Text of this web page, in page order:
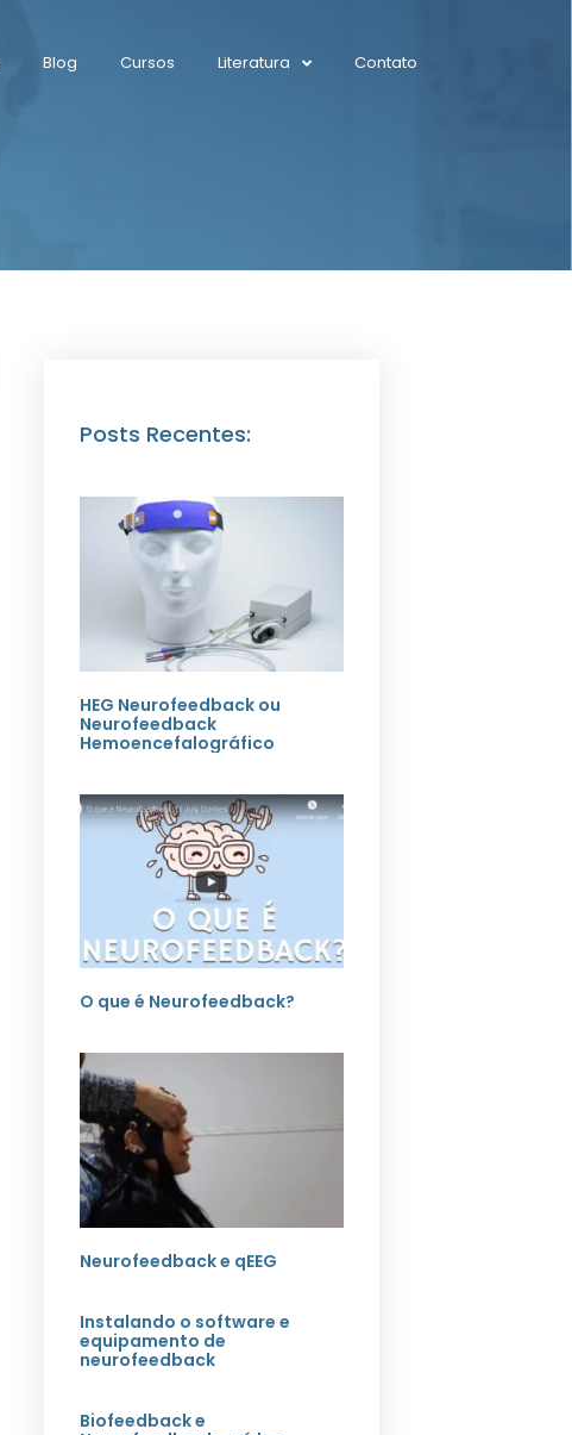
Blog Cursos Literatura Contato
Posts Recentes:
HEG Neurofeedback ou
Neurofeedback
Hemoencefalográfico
O que é Neurofeedback?
Neurofeedback e qEEG
Instalando o software e
equipamento de
neurofeedback
Biofeedback e